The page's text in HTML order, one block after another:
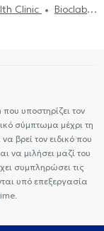
Συμπεριφοριστική
Clinic
Bioclab
υποστηρίζει τον
σύμπτωμα μέχρι τη
βρεί τον ειδικό που
να μιλήσει μαζί του
συμπληρώσει τις
υπό επεξεργασία